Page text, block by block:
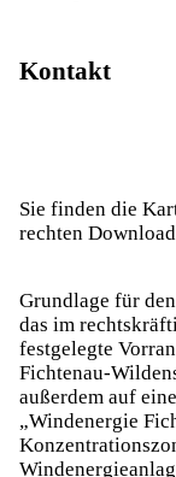
Kontakt
Sie finden die
rechten
Grundlage für
das im
festgelegte
Fichtenau-
außerdem auf
„Windenergie